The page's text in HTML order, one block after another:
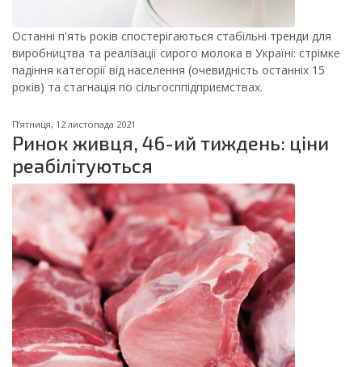
Останні п'ять років спостерігаються стабільні тренди для
виробництва та реалізації сирого молока в Україні: стрімке
падіння категорії від населення (очевидність останніх 15
років) та стагнація по сільгосппідприємствах.
Пʼятниця, 12 листопада 2021
Ринок живця, 46-ий тиждень: ціни
реабілітуються